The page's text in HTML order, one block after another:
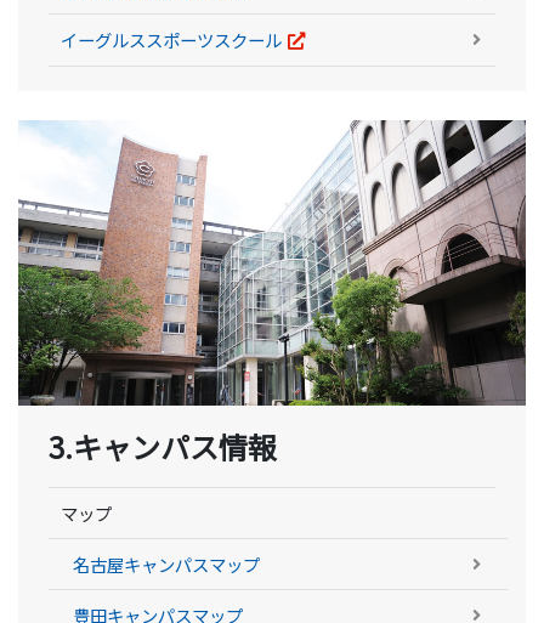
イーグルススポーツスクール
3.キャンパス情報
マップ
名古屋キャンパスマップ
豊田キャンパスマップ